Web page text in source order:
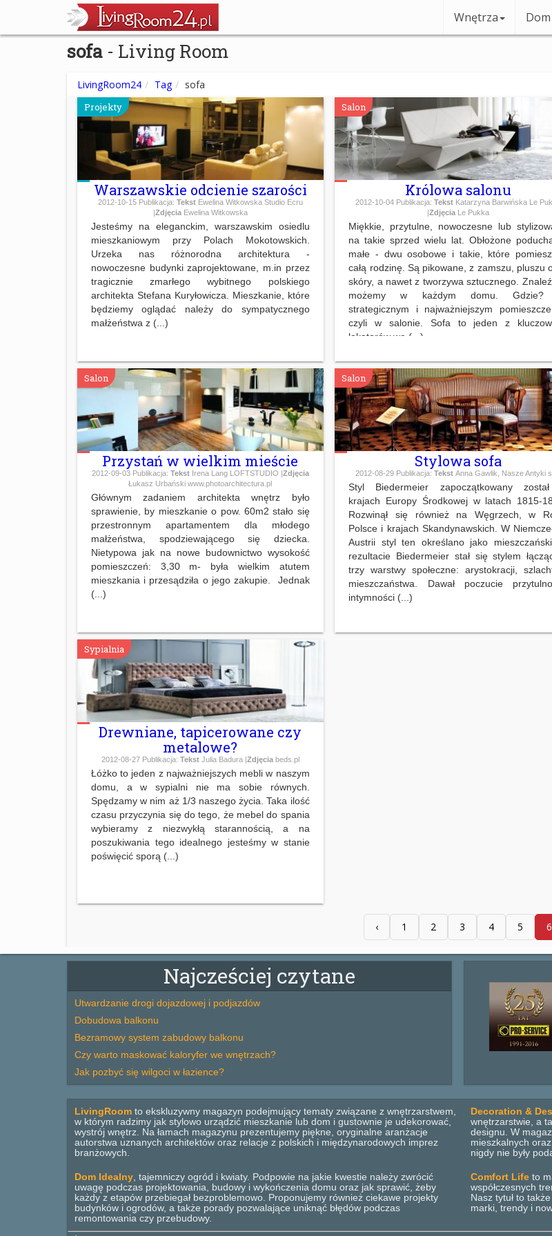
Wnętrza Dom
sofa - Living Room
LivingRoom24 Tag sofa
Projekty
Warszawskie odcienie szarości
2012-10-15Publikacja: Tekst Ewelina Witkowska Studio Ecru
|Zdjęcia Ewelina Witkowska
Jesteśmy na eleganckim, warszawskim osiedlu
mieszkaniowym przy Polach Mokotowskich.
Urzeka nas różnorodna architektura -
nowoczesne budynki zaprojektowane, m.in przez
tragicznie zmarłego wybitnego polskiego
architekta Stefana Kuryłowicza. Mieszkanie, które
będziemy oglądać należy do sympatycznego
małżeństwa z (...)
Salon
Królowa salonu
2012-10-04Publikacja: Tekst Katarzyna Barwińska Le
|Zdjęcia Le Pukka
Miękkie, przytulne, nowoczesne lub
na takie sprzed wielu lat. Obłożone
małe - dwu osobowe i takie, które
całą rodzinę. Są pikowane, z zamszu, pluszu
skóry, a nawet z tworzywa sztucznego.
możemy w każdym domu.
strategicznym i najważniejszym
czyli w salonie. Sofa to jeden z
lokatorów we (...)
Salon
Przystań w wielkim mieście
2012-09-03Publikacja: Tekst Irena Lang LOFTSTUDIO |Zdjęcia
Łukasz Urbański www.photoarchitectura.pl
Głównym zadaniem architekta wnętrz było
sprawienie, by mieszkanie o pow. 60m2 stało się
przestronnym apartamentem dla młodego
małżeństwa, spodziewającego się dziecka.
Nietypowa jak na nowe budownictwo wysokość
pomieszczeń: 3,30 m- była wielkim atutem
mieszkania i przesądziła o jego zakupie. Jednak
(...)
Salon
Stylowa sofa
2012-08-29 Publikacja:TekstAnna Gawlik, Nasze Antyki
Styl Biedermeier zapoczątkowany
krajach Europy Środkowej w latach 1815-
Rozwinął się również na Węgrzech, w
Polsce i krajach Skandynawskich. W
Austrii styl ten określano jako
rezultacie Biedermeier stał się stylem
trzy warstwy społeczne: arystokracji,
mieszczaństwa. Dawał poczucie
intymności (...)
Sypialnia
Drewniane, tapicerowane czy
metalowe?
2012-08-27Publikacja: Tekst Julia Badura |Zdjęcia beds.pl
Łóżko to jeden z najważniejszych mebli w naszym
domu, a w sypialni nie ma sobie równych.
Spędzamy w nim aż 1/3 naszego życia. Taka ilość
czasu przyczynia się do tego, że mebel do spania
wybieramy z niezwykłą starannością, a na
poszukiwania tego idealnego jesteśmy w stanie
poświęcić sporą (...)
‹ 1 2 3 4 5 6
Najcześciej czytane
Utwardzanie drogi dojazdowej i podjazdów
Dobudowa balkonu
Bezramowy system zabudowy balkonu
Czy warto maskować kaloryfer we wnętrzach?
Jak pozbyć się wilgoci w łazience?
LivingRoom to ekskluzywny magazyn podejmujący tematy związane z wnętrzarstwem,
w którym radzimy jak stylowo urządzić mieszkanie lub dom i gustownie je udekorować,
wystrój wnętrz. Na łamach magazynu prezentujemy piękne, oryginalne aranżacje
autorstwa uznanych architektów oraz relacje z polskich i międzynarodowych imprez
branżowych.
Decoration &
wnętrzarstwie, a
designu. W
mieszkalnych
nigdy nie były
Dom Idealny, tajemniczy ogród i kwiaty. Podpowie na jakie kwestie należy zwrócić
uwagę podczas projektowania, budowy i wykończenia domu oraz jak sprawić, żeby
każdy z etapów przebiegał bezproblemowo. Proponujemy również ciekawe projekty
budynków i ogrodów, a także porady pozwalające uniknąć błędów podczas
remontowania czy przebudowy.
Comfort Life to
współczesnych
Nasz tytuł to
marki, trendy i